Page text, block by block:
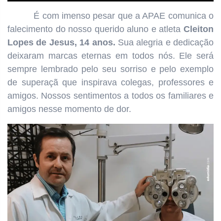
É com imenso pesar que a APAE comunica o
falecimento do nosso querido aluno e atleta Cleiton
Lopes de Jesus, 14 anos. Sua alegria e dedicação
deixaram marcas eternas em todos nós. Ele será
sempre lembrado pelo seu sorriso e pelo exemplo
de superaçã que inspirava colegas, professores e
amigos. Nossos sentimentos a todos os familiares e
amigos nesse momento de dor.